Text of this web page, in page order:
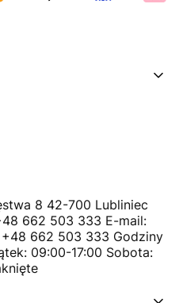
8 42-700 Lubliniec
662 503 333 E-mail:
662 503 333 Godziny
09:00-17:00 Sobota: